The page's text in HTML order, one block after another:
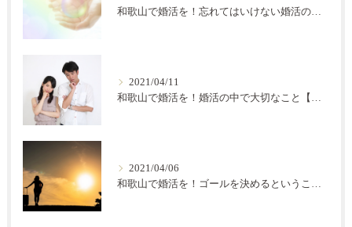
和歌山で婚活を！忘れてはいけない婚活の秘訣【結の会】
2021/04/11
2021/04/06